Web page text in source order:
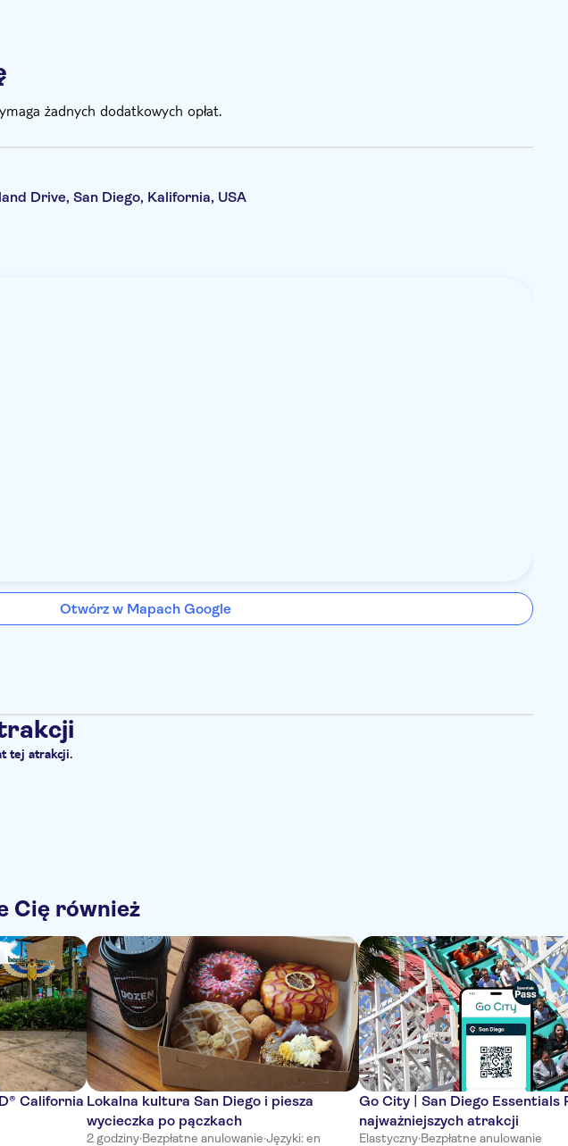
żadnych dodatkowych opłat.
Drive, San Diego, Kalifornia, USA
Otwórz w Mapach Google
tej atrakcji.
Cię również
California Lokalna kultura San Diego i piesza
wycieczka po pączkach
2 godziny·Bezpłatne anulowanie·Języki: en
Go City | San Diego Essentials
najważniejszych atrakcji
Elastyczny·Bezpłatne anulowanie